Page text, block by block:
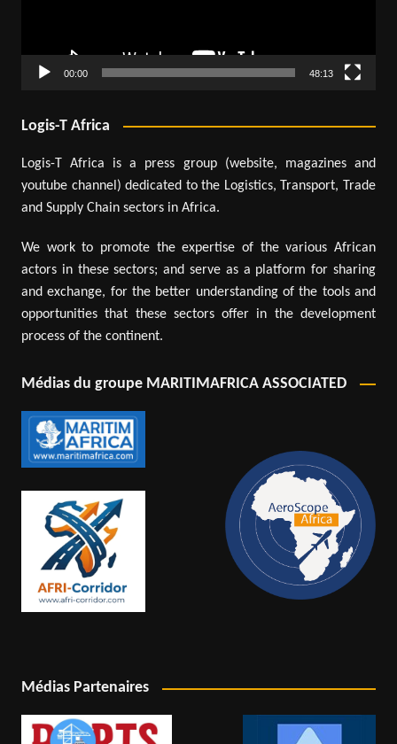
00:00 48:13
Logis-T Africa
Logis-T Africa is a press group (website, magazines and
youtube channel) dedicated to the Logistics, Transport, Trade
and Supply Chain sectors in Africa.
We work to promote the expertise of the various African
actors in these sectors; and serve as a platform for sharing
and exchange, for the better understanding of the tools and
opportunities that these sectors offer in the development
process of the continent.
Médias du groupe MARITIMAFRICA ASSOCIATED
Médias Partenaires